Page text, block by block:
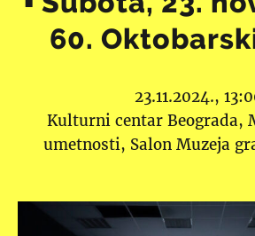
60.
23.11.2024.,
Kulturni centar Beograda
umetnosti Salon Muzeja